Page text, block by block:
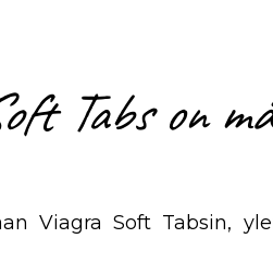
Tabs on
Viagra Soft Tabsin,